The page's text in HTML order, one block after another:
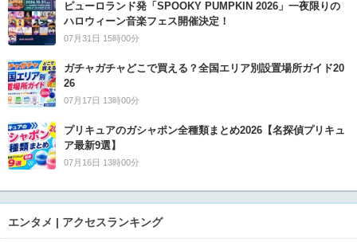
ピューロランド発「SPOOKY PUMPKIN 2026」一夜限りの
ハロウィーン音楽フェス開催決定！
07月31日 15時00分
ガチャガチャどこで買える？全国エリア別設置場所ガイド20
26
07月17日 13時00分
プリキュアのガシャポン全種類まとめ2026【名探偵プリキュ
ア最新9選】
07月16日 13時00分
エンタメ | アクセスランキング